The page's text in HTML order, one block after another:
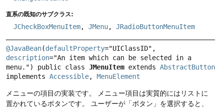
直系の既知のサブクラス:
JCheckBoxMenuItem, JMenu, JRadioButtonMenuItem
@JavaBean(defaultProperty
description="An item which can be selected in a
menu.") public class JMenuItem extends AbstractButton
implements Accessible, MenuElement
メニューの項目の実装です。
メニュー項目は実質的にはリストに
置かれているボタンです。
ユーザーが「ボタン」を選択すると、